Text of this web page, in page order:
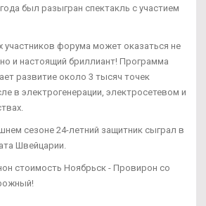
был разыгран спектакль с участием
участников форума может оказаться не
и настоящий бриллиант! Программа
развитие около 3 тысяч точек
в электрогенерации, электросетевом и
сезоне 24-летний защитник сыграл в
Швейцарии.
стоимость Ноябрьск - Провирон со